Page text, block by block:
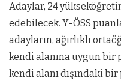
Adaylar, 24
edebilecek. Y-ÖSS
adayların, ağırlıklı
kendi alanına uygun bir
kendi alanı dışındaki